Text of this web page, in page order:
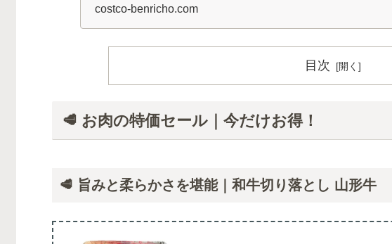
costco-benricho.com
目次
🥩 お肉の特価セール｜今だけお得！
🥩 旨みと柔らかさを堪能｜和牛切り落とし 山形牛